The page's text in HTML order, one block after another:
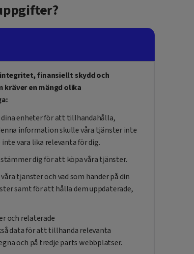
finansiellt skydd och
en mängd olika
enheter för att tillhandahålla,
information skulle våra tjänster inte
vara lika relevanta för dig.
dig för att köpa våra tjänster.
tjänster och vad som händer på din
samt för att hålla dem uppdaterade,
och relaterade
data för att tillhanda relevanta
och på tredje parts webbplatser.